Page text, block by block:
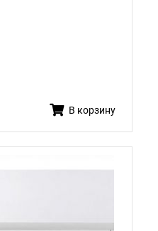
В корзину